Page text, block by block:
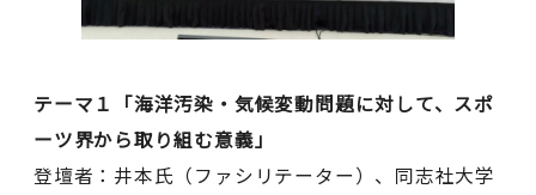
テーマ１「海洋汚染・気候変動問題に対して、スポ
ーツ界から取り組む意義」
登壇者：井本氏（ファシリテーター）、同志社大学